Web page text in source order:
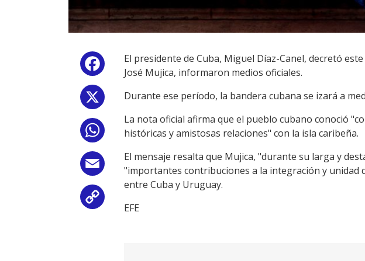
Facebook
WhatsApp
Email
El presidente de Cuba, Miguel Díaz-Canel, decretó
José Mujica, informaron medios oficiales.
Durante ese período, la bandera cubana se izará a
La nota oficial afirma que el pueblo cubano conoció
históricas y amistosas relaciones" con la isla caribeña.
El mensaje resalta que Mujica, "durante su larga y
"importantes contribuciones a la integración y unidad
entre Cuba y Uruguay.
EFE